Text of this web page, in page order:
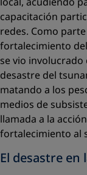
capacitación
redes. Como
fortalecimiento
se vio involucrado
desastre del
matando a los
medios de
llamada a la
fortalecimiento al
El desastre en